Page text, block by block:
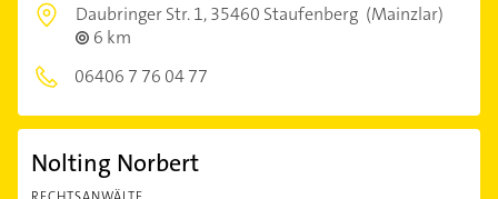
Daubringer Str. 1,35460 Staufenberg (Mainzlar)
6 km
06406 7 76 04 77
Nolting Norbert